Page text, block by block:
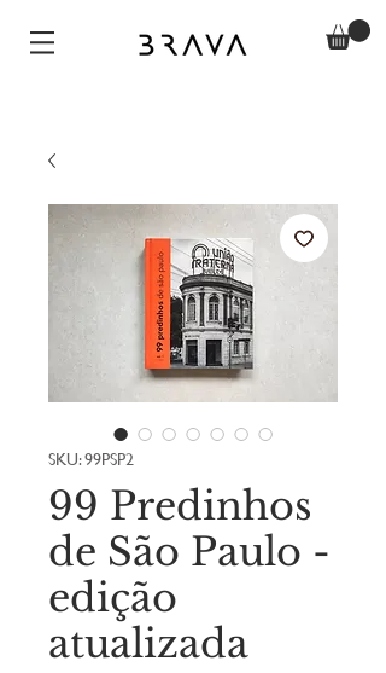
SKU: 99PSP2
99 Predinhos
de São Paulo -
edição
atualizada